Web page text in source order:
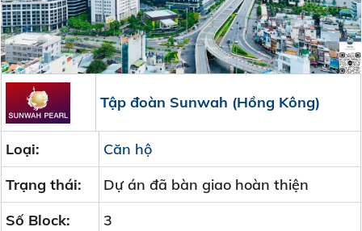
Tập đoàn Sunwah (Hồng Kông)
Loại:
Căn hộ
Trạng thái:
Dự án đã bàn giao hoàn thiện
Số Block:
3